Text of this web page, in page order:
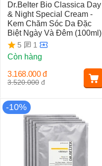
Dr.Belter Bio Classica Day
& Night Special Cream -
Kem Chăm Sóc Da Đặc
Biệt Ngày Và Đêm (100ml)
5
1
Còn hàng
3.520.000 đ
3.168.000 đ
-10%